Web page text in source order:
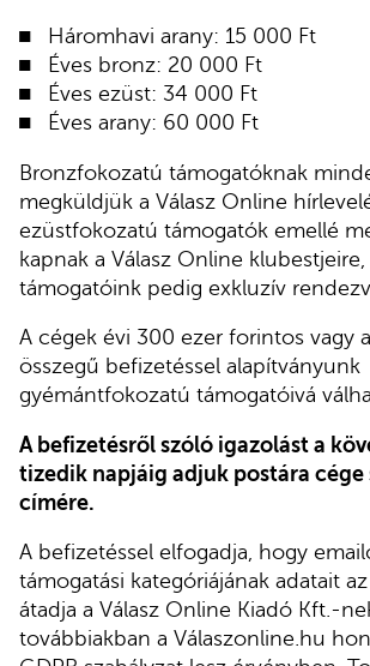
Háromhavi arany: 15 000 Ft
Éves bronz: 20 000 Ft
Éves ezüst: 34 000 Ft
Éves arany: 60 000 Ft
Bronzfokozatú támogatóknak
megküldjük a Válasz Online
ezüstfokozatú támogatók emellé
kapnak a Válasz Online
támogatóink pedig exkluzív
A cégek évi 300 ezer forintos vagy
összegű befizetéssel alapítványunk
gyémántfokozatú támogatóivá
A befizetésről szóló igazolást a
tizedik napjáig adjuk postára cége
címére.
A befizetéssel elfogadja, hogy
támogatási kategóriájának adatait
átadja a Válasz Online Kiadó Kft.-
továbbiakban a Válaszonline.hu